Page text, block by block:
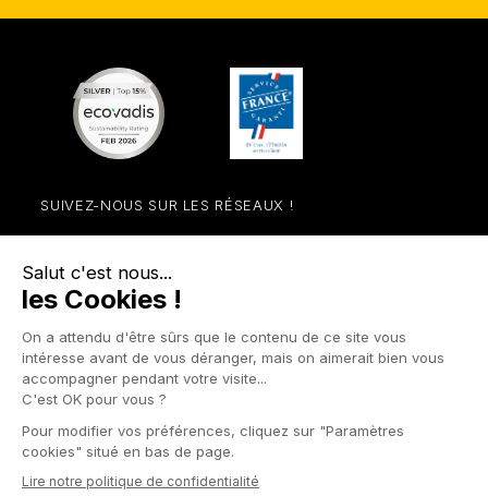
NOS UNIVERS 
PRODUITS
FAVEXSHOP.COM 
LES AUTRES SITES FAVEX
SUIVEZ-NOUS SUR LES RÉSEAUX !
Facebook